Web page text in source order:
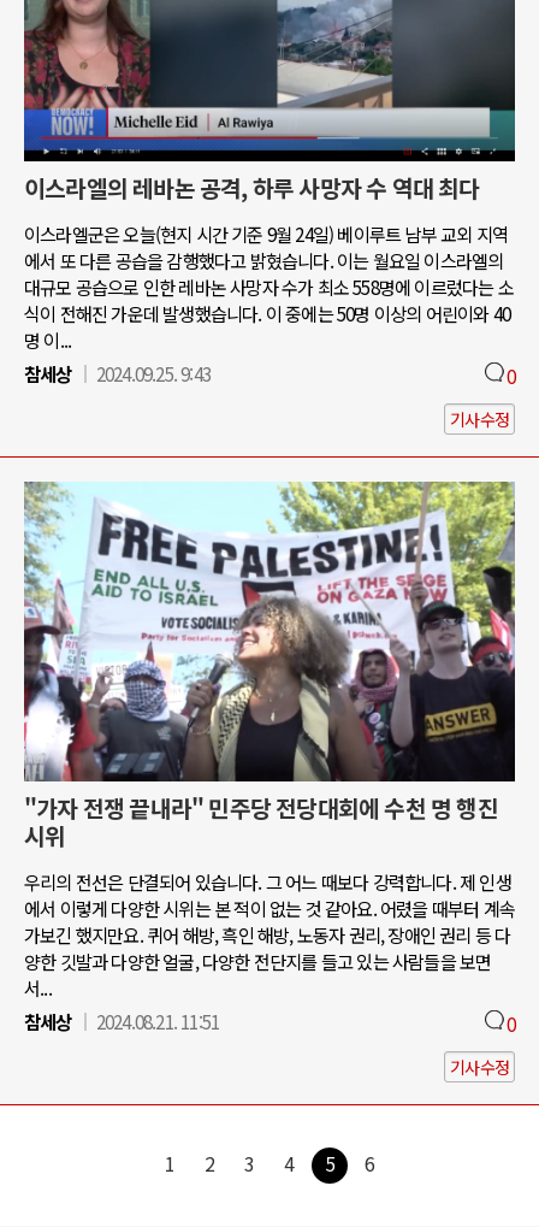
이스라엘의 레바논 공격, 하루 사망자 수 역대 최다
이스라엘군은 오늘(현지 시간 기준 9월 24일) 베이루트 남부 교외 지역
에서 또 다른 공습을 감행했다고 밝혔습니다. 이는 월요일 이스라엘의
대규모 공습으로 인한 레바논 사망자 수가 최소 558명에 이르렀다는 소
식이 전해진 가운데 발생했습니다. 이 중에는 50명 이상의 어린이와 40
명 이...
참세상
2024.09.25. 9:43 0
기사수정
"가자 전쟁 끝내라" 민주당 전당대회에 수천 명 행진
시위
우리의 전선은 단결되어 있습니다. 그 어느 때보다 강력합니다. 제 인생
에서 이렇게 다양한 시위는 본 적이 없는 것 같아요. 어렸을 때부터 계속
가보긴 했지만요. 퀴어 해방, 흑인 해방, 노동자 권리, 장애인 권리 등 다
양한 깃발과 다양한 얼굴, 다양한 전단지를 들고 있는 사람들을 보면
서...
참세상
2024.08.21. 11:51 0
기사수정
1 2 3 4 5 6